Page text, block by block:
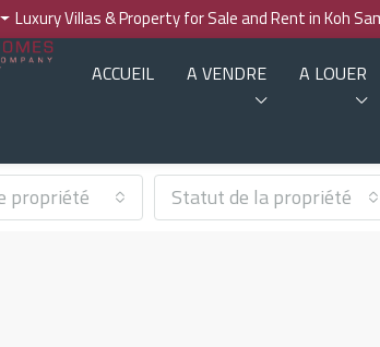
Luxury Villas & Property for Sale and Rent in Koh
ACCUEIL A VENDRE A LOUER
propriété Statut de la propriété